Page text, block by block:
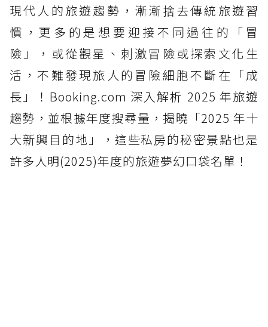
現代人的旅遊趨勢，漸漸捨去傳統旅遊習
慣，更多的是想要迎接不同過往的「冒
險」，或從觀星、刺激冒險或探索文化生
活，不難發現旅人的冒險細胞不斷在「成
長」！Booking.com 深入解析 2025 年旅遊
趨勢，並根據年度搜尋量，揭曉「2025 年十
大新興目的地」，這些私房的秘密景點也是
許多人明(2025)年度的旅遊夢幻口袋名單！